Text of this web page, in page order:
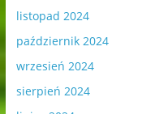
listopad 2024
październik 2024
wrzesień 2024
sierpień 2024